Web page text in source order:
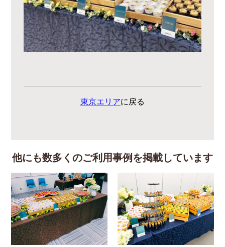
東京エリアに戻る
他にも数多くのご利用事例を掲載しています